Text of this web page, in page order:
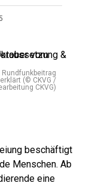
Rundfunkbeitrag
(© CKVG /
CKVG)
beschäftigt
Menschen. Ab
eine